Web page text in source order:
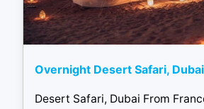
Overnight Desert Safari,
Desert Safari, Dubai From